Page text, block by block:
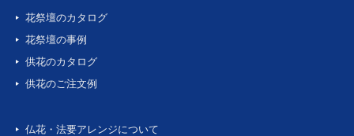
花祭壇のカタログ
花祭壇の事例
供花のカタログ
供花のご注文例
仏花・法要アレンジについて